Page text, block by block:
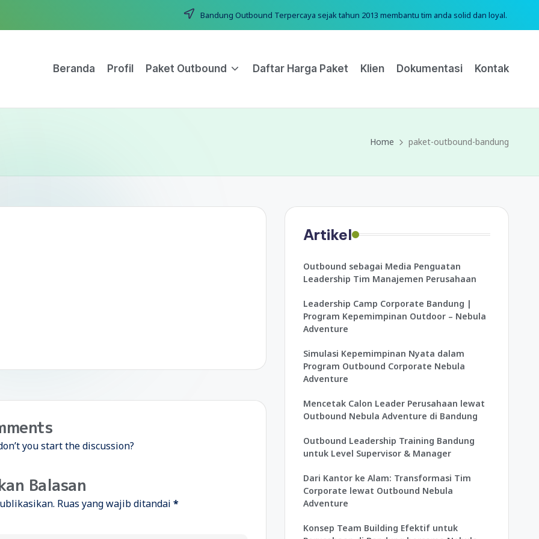
Bandung Outbound Terpercaya sejak tahun 2013 membantu tim anda solid dan loyal.
Beranda Profil Paket Outbound Daftar Harga Paket Klien Dokumentasi Kontak
Home paket-outbound-bandung
you start the discussion?
Balasan
Ruas yang wajib ditandai*
Artikel
Outbound sebagai Media Penguatan
Leadership Tim Manajemen Perusahaan
Leadership Camp Corporate Bandung |
Program Kepemimpinan Outdoor – Nebula
Adventure
Simulasi Kepemimpinan Nyata dalam
Program Outbound Corporate Nebula
Adventure
Mencetak Calon Leader Perusahaan lewat
Outbound Nebula Adventure di Bandung
Outbound Leadership Training Bandung
untuk Level Supervisor & Manager
Dari Kantor ke Alam: Transformasi Tim
Corporate lewat Outbound Nebula
Adventure
Konsep Team Building Efektif untuk